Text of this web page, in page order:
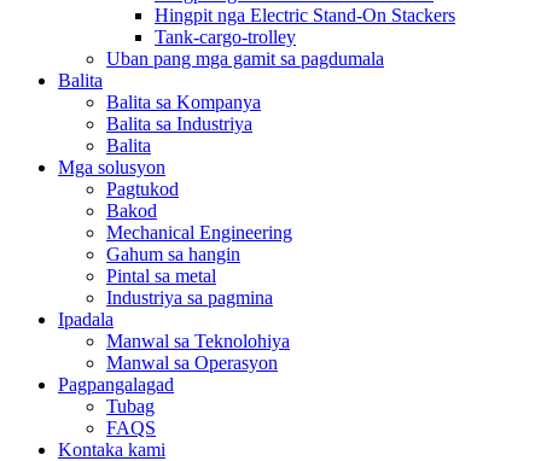
Hingpit nga Electric Stand-On Stackers
Tank-cargo-trolley
Uban pang mga gamit sa pagdumala
Balita
Balita sa Kompanya
Balita sa Industriya
Balita
Mga solusyon
Pagtukod
Bakod
Mechanical Engineering
Gahum sa hangin
Pintal sa metal
Industriya sa pagmina
Ipadala
Manwal sa Teknolohiya
Manwal sa Operasyon
Pagpangalagad
Tubag
FAQS
Kontaka kami